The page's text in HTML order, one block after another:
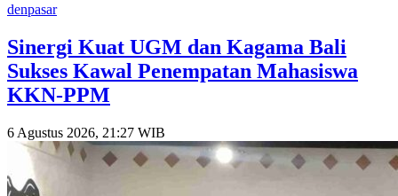
denpasar
Sinergi Kuat UGM dan Kagama Bali
Sukses Kawal Penempatan Mahasiswa
KKN-PPM
6 Agustus 2026, 21:27 WIB